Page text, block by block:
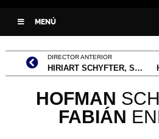
MENÚ
DIRECTOR ANTERIOR
HIRIART SCHYFTER, SEBASTIÁN SALOMÓN
HOFMAN
FABIÁN